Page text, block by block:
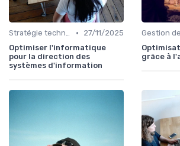
Stratégie technologique •
27/11/2025
Optimiser l'informatique
pour la direction des
systèmes d'information
grâce à